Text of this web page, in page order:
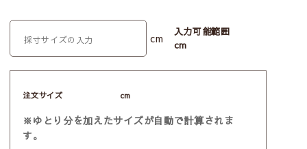
cm
入力可能範囲
cm
注文サイズ cm
※ゆとり分を加えたサイズが自動で計算されま
す。